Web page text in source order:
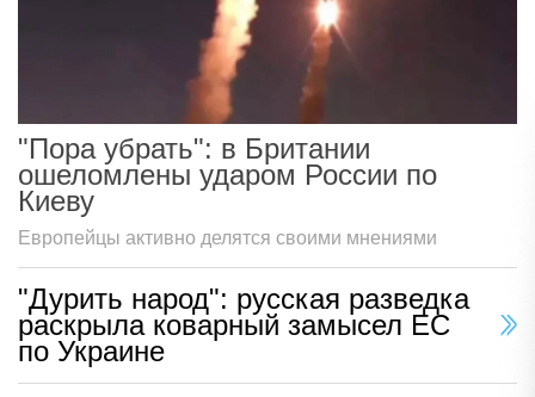
"Пора убрать": в Британии
ошеломлены ударом России по
Киеву
Европейцы активно делятся своими мнениями
"Дурить народ": русская разведка
раскрыла коварный замысел ЕС
по Украине